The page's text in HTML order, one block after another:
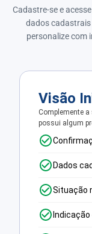
Cadastre-se e
dados
personalize com
Visão
Complemente
possui algum
Dados
Situação